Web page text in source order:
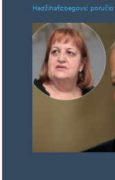
Hadžihafizbegović